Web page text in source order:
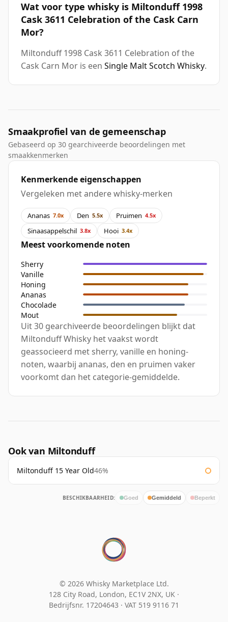
Wat voor type whisky is Miltonduff 1998
Cask 3611 Celebration of the Cask Carn
Mor?
Miltonduff 1998 Cask 3611 Celebration of the
Cask Carn Mor is een Single Malt Scotch Whisky.
Smaakprofiel van de gemeenschap
Gebaseerd op 30 gearchiveerde beoordelingen met
smaakkenmerken
Kenmerkende eigenschappen
Vergeleken met andere whisky-merken
Ananas 7.0x Den 5.5x Pruimen 4.5x
Sinaasappelschil 3.8x Hooi 3.4x
Meest voorkomende noten
Sherry
Vanille
Honing
Ananas
Chocolade
Mout
Uit 30 gearchiveerde beoordelingen blijkt dat
Miltonduff Whisky het vaakst wordt
geassocieerd met sherry, vanille en honing-
noten, waarbij ananas, den en pruimen vaker
voorkomt dan het categorie-gemiddelde.
Ook van Miltonduff
Miltonduff 15 Year Old46%
BESCHIKBAARHEID: Goed Gemiddeld Beperkt
© 2026 Whisky Marketplace Ltd.
128 City Road, London, EC1V 2NX, UK ·
Bedrijfsnr. 17204643 · VAT 519 9116 71